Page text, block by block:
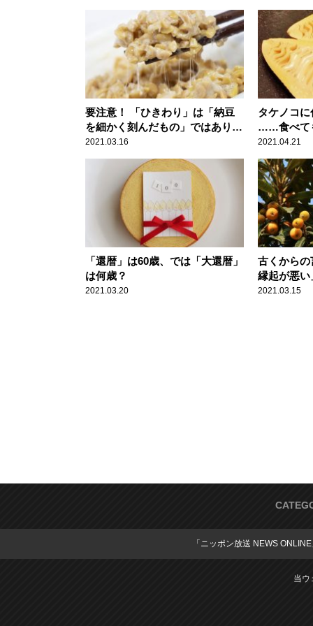
要注意！ 「ひきわり」は「納豆
を細かく刻んだもの」ではありま
せん
2021.03.16
タケノコ
……食べて
2021.04.21
「還暦」は60歳、では「大還暦」
は何歳？
2021.03.20
古くから
縁起が悪
2021.03.15
「ニッポン放送 NEWS
当ウ